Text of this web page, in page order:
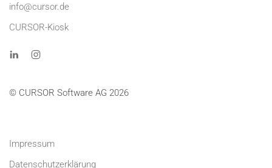
info@cursor.de
CURSOR-Kiosk
© CURSOR Software AG 2026
Impressum
Datenschutzerklärung